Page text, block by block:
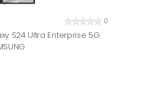
0
S24 Ultra Enterprise 5G